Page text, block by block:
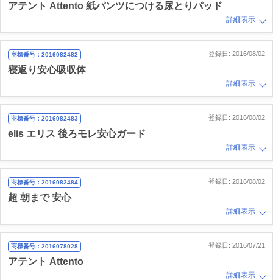
アテント Attento 紙パンツにつける尿とりパッド
詳細表示
登録日: 2016/08/02
商標番号：2016082482
寝返り安心吸収体
詳細表示
登録日: 2016/08/02
商標番号：2016082483
elis エリス 後ろモレ安心ガード
詳細表示
登録日: 2016/08/02
商標番号：2016082484
超 朝まで 安心
詳細表示
登録日: 2016/07/21
商標番号：2016078028
アテント Attento
詳細表示